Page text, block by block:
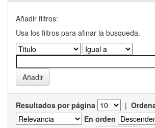
Añadir filtros:
Usa los filtros para afinar la busqueda.
Resultados por página |
En orden